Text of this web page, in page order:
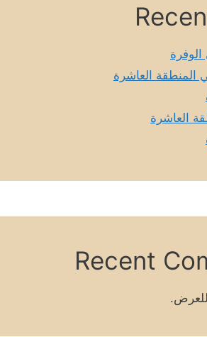
المنطقة العاشرة
العاشرة
Recent
للعرض.